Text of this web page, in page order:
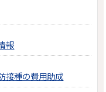
報
接種の費用助成